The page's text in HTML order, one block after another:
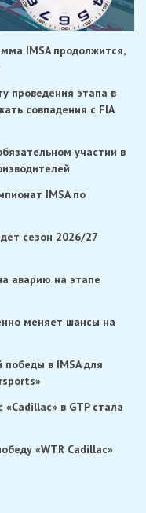
IMSA продолжится,
проведения этапа в
совпадения с FIA
участии в
IMSA по
сезон 2026/27
аварию на этапе
меняет шансы на
победы в IMSA для
в GTP стала
«WTR Cadillac»